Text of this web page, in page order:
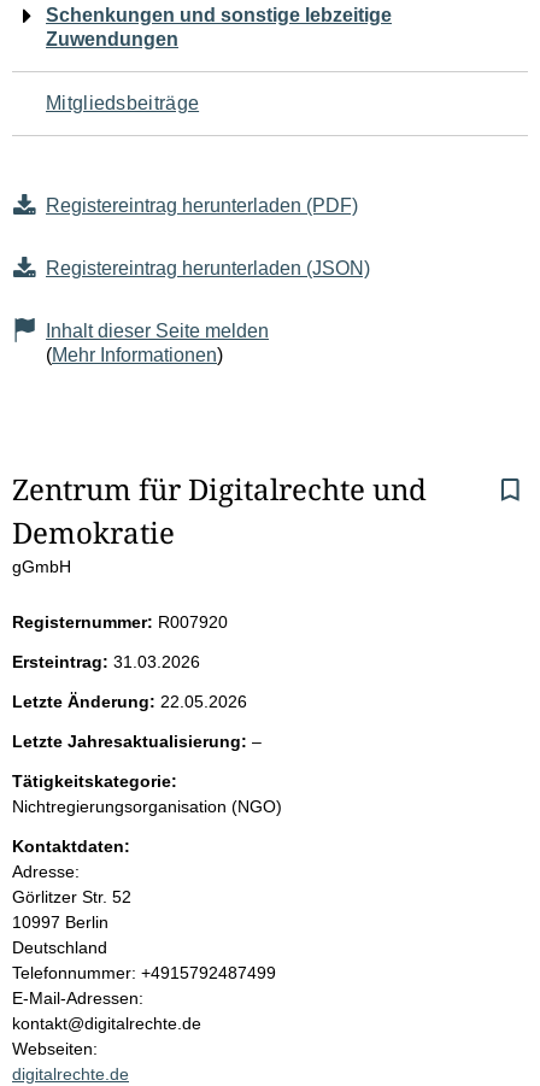
Schenkungen und sonstige lebzeitige
Zuwendungen
Mitgliedsbeiträge
Registereintrag herunterladen (PDF)
Registereintrag herunterladen (JSON)
Inhalt dieser Seite melden
(Mehr Informationen)
S
e
i
t
e
n
i
n
h
a
l
t
Zentrum für Digitalrechte und
Demokratie
gGmbH
Registernummer: R007920
Ersteintrag: 31.03.2026
Letzte Änderung: 22.05.2026
Letzte Jahresaktualisierung: –l
r
Tätigkeitskategorie:
Nichtregierungsorganisation (NGO)
Kontaktdaten:
Adresse:
Görlitzer Str. 52
10997 Berlin
Deutschland
K
o
n
t
a
Telefonnummer: +4915792487499
E-Mail-Adressen:
kontakt@digitalrechte.de
Webseiten:
digitalrechte.de